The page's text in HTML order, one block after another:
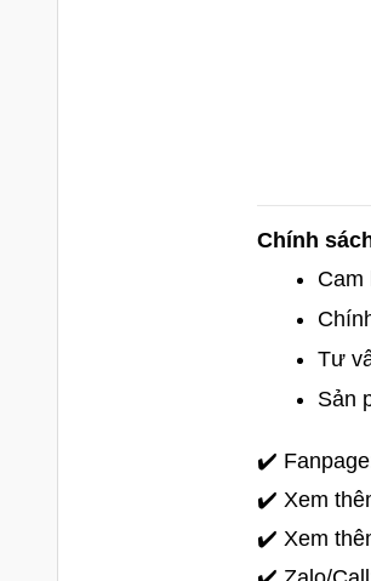
Chính
Cam
Tư
Sản
✔️
✔️ Xem
✔️ Xem